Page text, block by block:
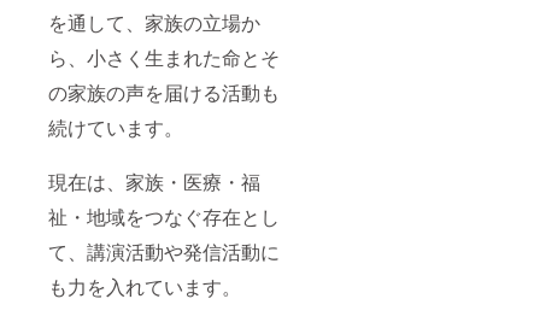
を通して、家族の立場か
ら、小さく生まれた命とそ
の家族の声を届ける活動も
続けています。
現在は、家族・医療・福
祉・地域をつなぐ存在とし
て、講演活動や発信活動に
も力を入れています。